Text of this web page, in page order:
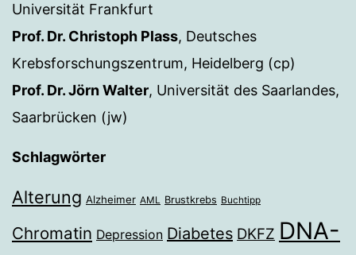
Universität Frankfurt
Prof. Dr. Christoph Plass, Deutsches
Krebsforschungszentrum, Heidelberg (cp)
Prof. Dr. Jörn Walter, Universität des Saarlandes,
Saarbrücken (jw)
Schlagwörter
Alterung Alzheimer AML Brustkrebs Buchtipp
Chromatin Depression Diabetes DKFZ DNA-